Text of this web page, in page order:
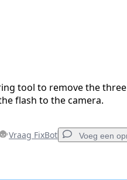
tool to remove the
flash to the camera.
Vraag FixBot Voeg een